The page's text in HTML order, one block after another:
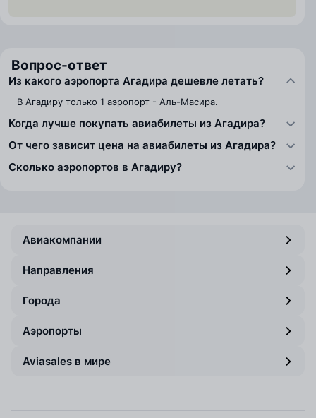
Вопрос-ответ
Из какого аэропорта Агадира дешевле летать?
В Агадиру только 1 аэропорт - Аль-Масира.
Когда лучше покупать авиабилеты из Агадира?
От чего зависит цена на авиабилеты из Агадира?
Сколько аэропортов в Агадиру?
Авиакомпании
Направления
Города
Аэропорты
Aviasales в мире